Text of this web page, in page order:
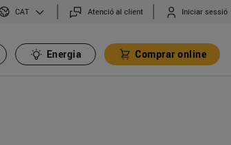
CAT Atenció al client Iniciar sessió
Energia Comprar online